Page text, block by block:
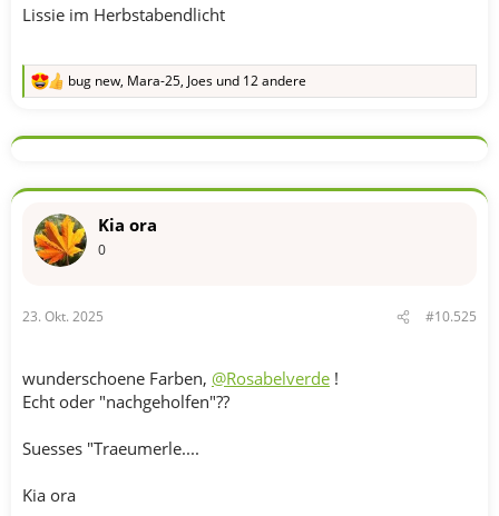
Lissie im Herbstabendlicht
R
k
o
e
n
bug new, Mara-25, Joes und 12 andere
Kia ora
0
23. Okt. 2025 #10.525
wunderschoene Farben, @Rosabelverde !
Echt oder "nachgeholfen"??
Suesses "Traeumerle....
Kia ora